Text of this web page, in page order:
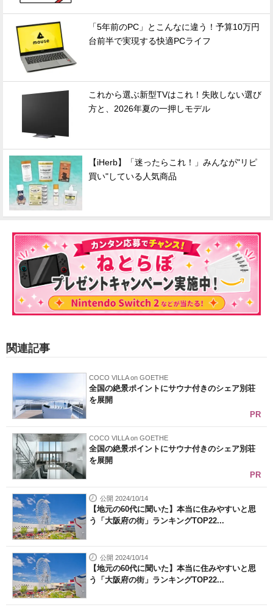
「5年前のPC」とこんなに違う！予算10万円
台前半で実現する快適PCライフ
これから選ぶ新型TVはこれ！失敗しない選び
方と、2026年夏の一押しモデル
【iHerb】「迷ったらこれ！」みんなが"リピ
買い"している人気商品
関連記事
COCO VILLA on GOETHE
全国の絶景ポイントにサウナ付きのシェア別荘
を展開
PR
COCO VILLA on GOETHE
全国の絶景ポイントにサウナ付きのシェア別荘
を展開
PR
公開 2024/10/14
【地元の60代に聞いた】本当に住みやすいと思
う「大阪府の街」ランキングTOP22...
公開 2024/10/14
【地元の60代に聞いた】本当に住みやすいと思
う「大阪府の街」ランキングTOP22...